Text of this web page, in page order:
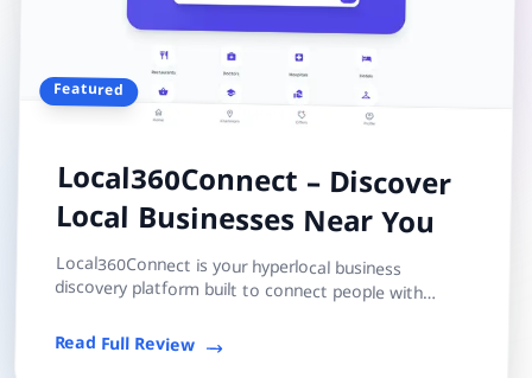
Featured
Local360Connect – Discover
Local Businesses Near You
Local360Connect is your hyperlocal business
discovery platform built to connect people with
Read Full Review